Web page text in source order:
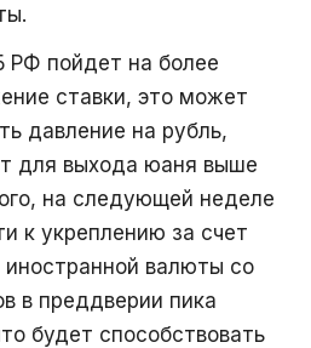
РФ пойдет на более
ставки, это может
давление на рубль,
для выхода юаня выше
на следующей неделе
к укреплению за счет
валюты со
в преддверии пика
будет способствовать